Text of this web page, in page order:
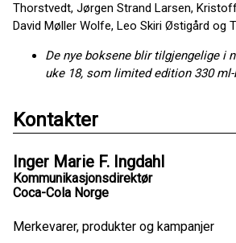
Thorstvedt, Jørgen Strand Larsen,
David Møller Wolfe, Leo Skiri Østigård og
De nye boksene blir tilgjengelige i
uke 18, som limited edition 330 ml-
Kontakter
Inger Marie F. Ingdahl
Kommunikasjonsdirektør
Coca-Cola Norge
Merkevarer, produkter og kampanjer